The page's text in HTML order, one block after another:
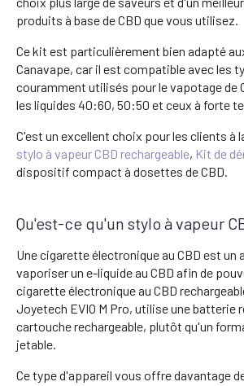
produits à base de CBD que vous utilisez.
Ce kit est particulièrement bien adapté
Canavape, car il est compatible avec les
couramment utilisés pour le vapotage de
les liquides 40:60, 50:50 et ceux à forte
C'est un excellent choix pour les clients à
stylo à vapeur CBD rechargeable, Kit de
dispositif compact à dosettes de CBD.
Qu'est-ce qu'un stylo à vapeur
Une cigarette électronique au CBD est un
vaporiser un e-liquide au CBD afin de
cigarette électronique au CBD
Joyetech EVIO M Pro, utilise une batterie
cartouche rechargeable, plutôt qu'un
jetable.
Ce type d'appareil vous offre davantage